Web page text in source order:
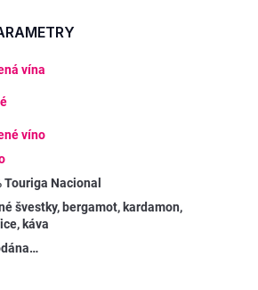
vína
víno
Touriga Nacional
švestky, bergamot, kardamon,
káva